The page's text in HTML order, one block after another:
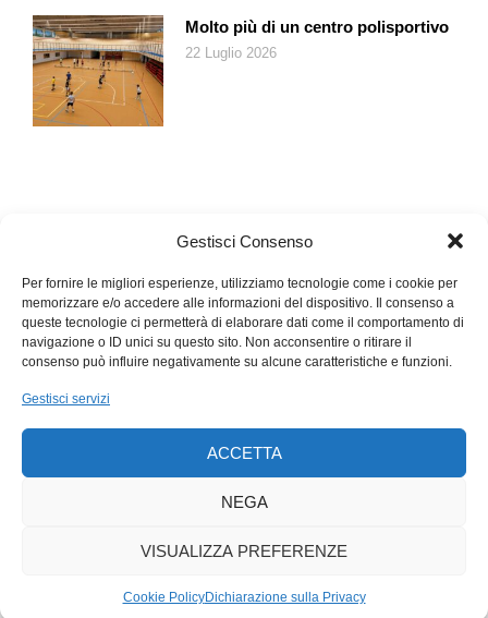
Gestisci Consenso
Per fornire le migliori esperienze, utilizziamo tecnologie come i cookie per
memorizzare e/o accedere alle informazioni del dispositivo. Il consenso a
queste tecnologie ci permetterà di elaborare dati come il comportamento di
navigazione o ID unici su questo sito. Non acconsentire o ritirare il
consenso può influire negativamente su alcune caratteristiche e funzioni.
Gestisci servizi
ACCETTA
NEGA
VISUALIZZA PREFERENZE
Cookie PolicyDichiarazione sulla Privacy
Molto più di un centro polisportivo
22 Luglio 2026